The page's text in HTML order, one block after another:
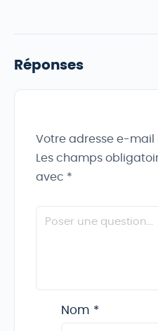
Réponses
Votre adresse e-mail
Les champs
avec *
Nom *